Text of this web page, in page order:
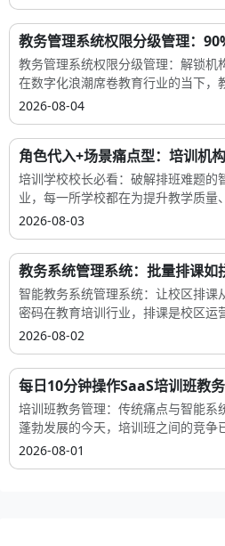
教务管理系统权限分级管理：
教务管理系统权限分级管理：解锁机
在数字化浪潮席卷教育行业的当下，
2026-08-04
角色代入+场景痛点型：培训机
培训学校校长必看：破解排班难题的
业，每一所学校都在为提升教学质量
2026-08-03
教务系统管理系统：批量排课如
智能教务系统管理系统：让校区排课
密码在教育培训行业，排课是校区运
2026-08-02
每日10分钟操作SaaS培训班教
培训班教务管理：传统痛点与智能系
蓬勃发展的今天，培训班之间的竞争
2026-08-01